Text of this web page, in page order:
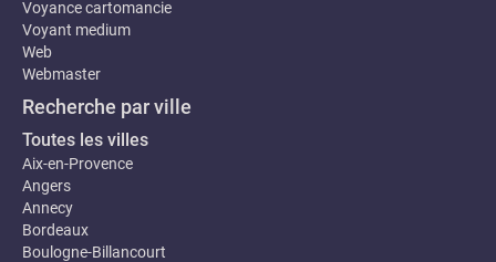
Voyance cartomancie
Voyant medium
Web
Webmaster
Recherche par ville
Toutes les villes
Aix-en-Provence
Angers
Annecy
Bordeaux
Boulogne-Billancourt